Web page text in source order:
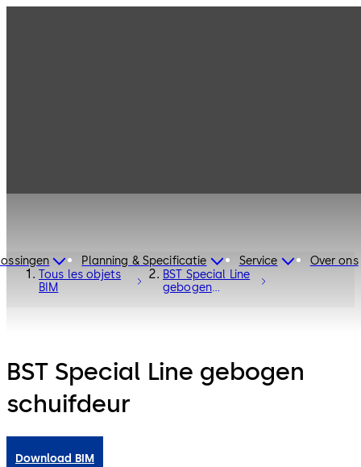
Planning & Specificatie Service
Over ons
Tous les objets
BIM
BST Special Line
gebogen
BST Special Line gebogen
schuifdeur
Download BIM